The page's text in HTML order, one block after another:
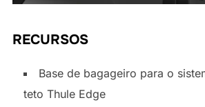
RECURSOS
Base de bagageiro para o
teto Thule Edge